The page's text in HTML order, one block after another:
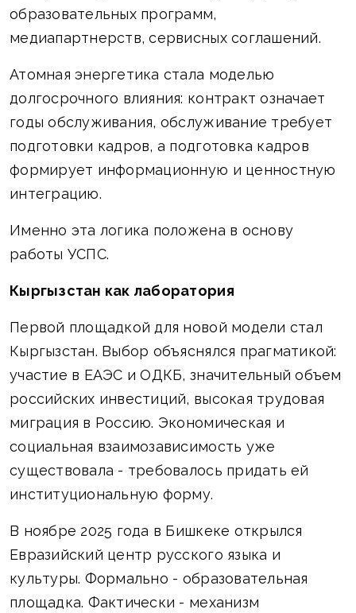
образовательных программ,
медиапартнерств, сервисных соглашений.
Атомная энергетика стала моделью
долгосрочного влияния: контракт означает
годы обслуживания, обслуживание требует
подготовки кадров, а подготовка кадров
формирует информационную и ценностную
интеграцию.
Именно эта логика положена в основу
работы УСПС.
Кыргызстан как лаборатория
Первой площадкой для новой модели стал
Кыргызстан. Выбор объяснялся прагматикой:
участие в ЕАЭС и ОДКБ, значительный объем
российских инвестиций, высокая трудовая
миграция в Россию. Экономическая и
социальная взаимозависимость уже
существовала - требовалось придать ей
институциональную форму.
В ноябре 2025 года в Бишкеке открылся
Евразийский центр русского языка и
культуры. Формально - образовательная
площадка. Фактически - механизм